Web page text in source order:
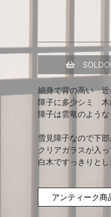
細身で背の高い 近
障子に多少シミ 木
障子は雲竜のよう
雪見障子なので下
クリアガラスが入
白木ですっきりと
アンティーク